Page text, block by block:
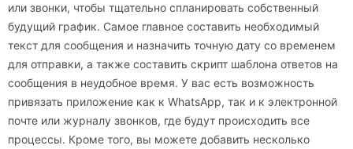
или звонки, чтобы тщательно спланировать собственный
будущий график. Самое главное составить необходимый
текст для сообщения и назначить точную дату со временем
для отправки, а также составить скрипт шаблона ответов на
сообщения в неудобное время. У вас есть возможность
привязать приложение как к WhatsApp, так и к электронной
почте или журналу звонков, где будут происходить все
процессы. Кроме того, вы можете добавить несколько